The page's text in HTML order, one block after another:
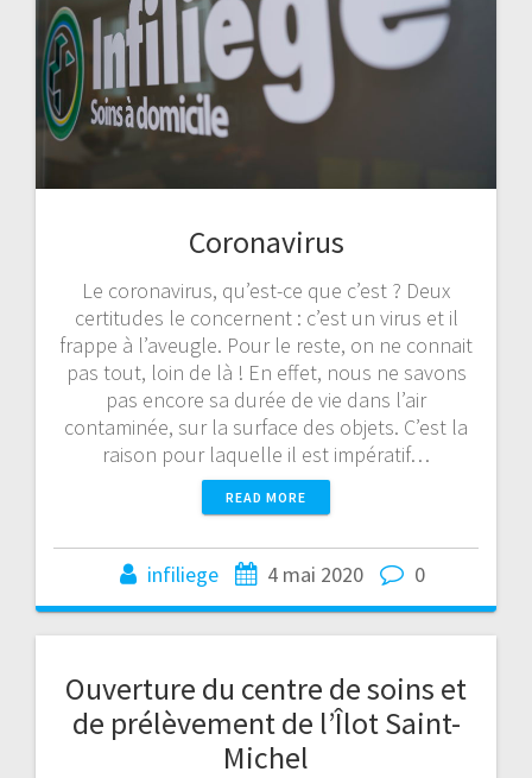
Coronavirus
Le coronavirus, qu’est-ce que c’est ? Deux
certitudes le concernent : c’est un virus et il
frappe à l’aveugle. Pour le reste, on ne connait
pas tout, loin de là ! En effet, nous ne savons
pas encore sa durée de vie dans l’air
contaminée, sur la surface des objets. C’est la
raison pour laquelle il est impératif…
READ MORE
infiliege 4 mai 2020 0
Ouverture du centre de soins et
de prélèvement de l’Îlot Saint-
Michel